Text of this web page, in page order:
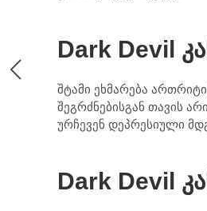
Dark Devil
შტამი ეხმარება
შეგრძნებისგან თავის
ურჩევენ დეპრესიული
Dark Devil